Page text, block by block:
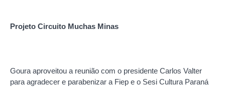
Projeto Circuito Muchas Minas
Goura aproveitou a reunião com o presidente Carlos Valter
para agradecer e parabenizar a Fiep e o Sesi Cultura Paraná